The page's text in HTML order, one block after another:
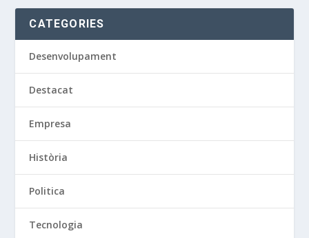
CATEGORIES
Desenvolupament
Destacat
Empresa
Història
Politica
Tecnologia